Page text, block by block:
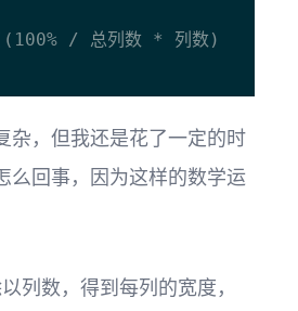
/ 总列数 * 列数)
杂，但我还是花了一定的时
么回事，因为这样的数学运
列数，得到每列的宽度，